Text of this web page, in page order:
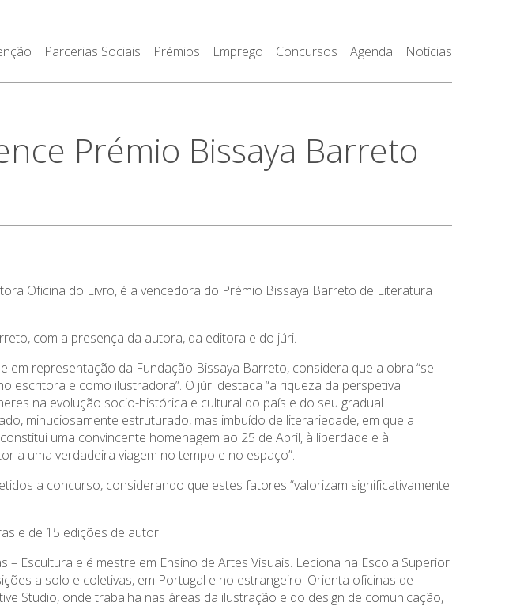
Parcerias Sociais Prémios Emprego Concursos Agenda Notícias
Prémio Bissaya Barreto
Oficina do Livro, é a vencedora do Prémio Bissaya Barreto de Literatura
com a presença da autora, da editora e do júri.
em representação da Fundação Bissaya Barreto, considera que a obra “se
e como ilustradora”. O júri destaca “a riqueza da perspetiva
na evolução socio-histórica e cultural do país e do seu gradual
minuciosamente estruturado, mas imbuído de literariedade, em que a
uma convincente homenagem ao 25 de Abril, à liberdade e à
a uma verdadeira viagem no tempo e no espaço”.
a concurso, considerando que estes fatores “valorizam significativamente
e de 15 edições de autor.
Escultura e é mestre em Ensino de Artes Visuais. Leciona na Escola Superior
a solo e coletivas, em Portugal e no estrangeiro. Orienta oficinas de
Studio, onde trabalha nas áreas da ilustração e do design de comunicação,